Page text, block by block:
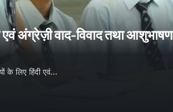
अंग्रेज़ी वाद-विवाद तथा आशुभाषण
के लिए हिंदी एवं…